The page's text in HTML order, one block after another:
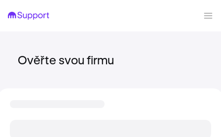
Ověřte svou firmu